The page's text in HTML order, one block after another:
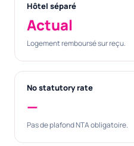
Hôtel séparé
Actual
Logement remboursé sur reçu.
No statutory rate
—
Pas de plafond NTA obligatoire.